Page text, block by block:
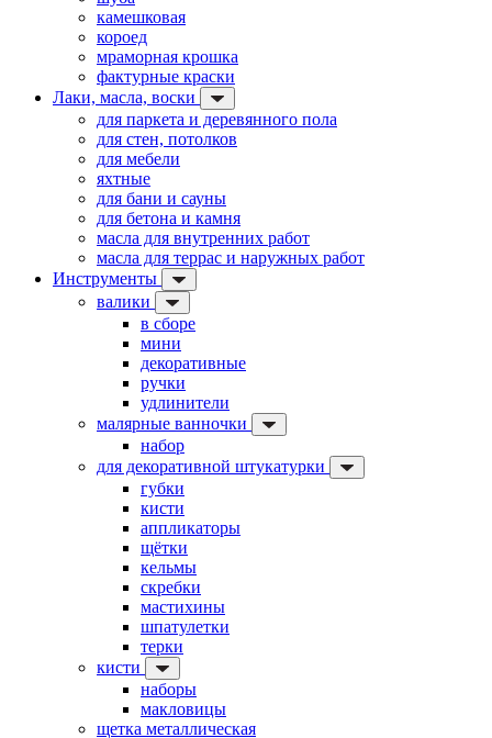
камешковая
короед
мраморная крошка
фактурные краски
Лаки, масла, воски
для паркета и деревянного пола
для стен, потолков
для мебели
яхтные
для бани и сауны
для бетона и камня
масла для внутренних работ
масла для террас и наружных работ
Инструменты
валики
в сборе
мини
декоративные
ручки
удлинители
малярные ванночки
набор
для декоративной штукатурки
губки
кисти
аппликаторы
щётки
кельмы
скребки
мастихины
шпатулетки
терки
кисти
наборы
макловицы
щетка металлическая